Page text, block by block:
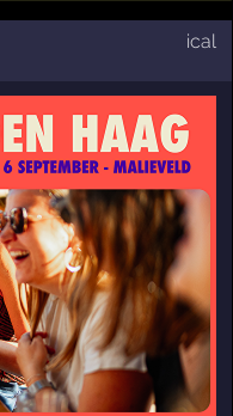
ical